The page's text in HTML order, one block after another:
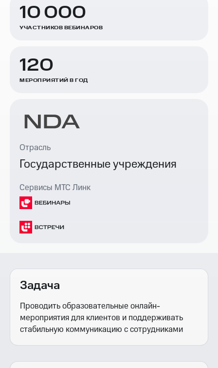
10 000
УЧАСТНИКОВ ВЕБИНАРОВ
120
МЕРОПРИЯТИЙ В ГОД
Отрасль
Государственные учреждения
Сервисы МТС Линк
Задача
Проводить образовательные онлайн-
мероприятия для клиентов и поддерживать
стабильную коммуникацию с сотрудниками